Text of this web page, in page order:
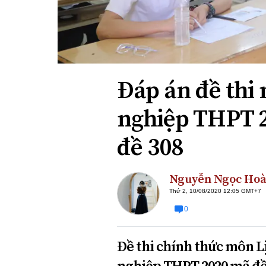
Xi nhan Trái Phải
Bạn đọc viết
Đáp án đề thi
nghiệp THPT
đề 308
Nguyễn Ngọc
Thứ 2, 10/08/2020 12:05 GMT+7
0
Đề thi chính thức môn